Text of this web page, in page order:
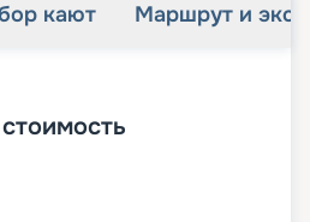
кают Маршрут и